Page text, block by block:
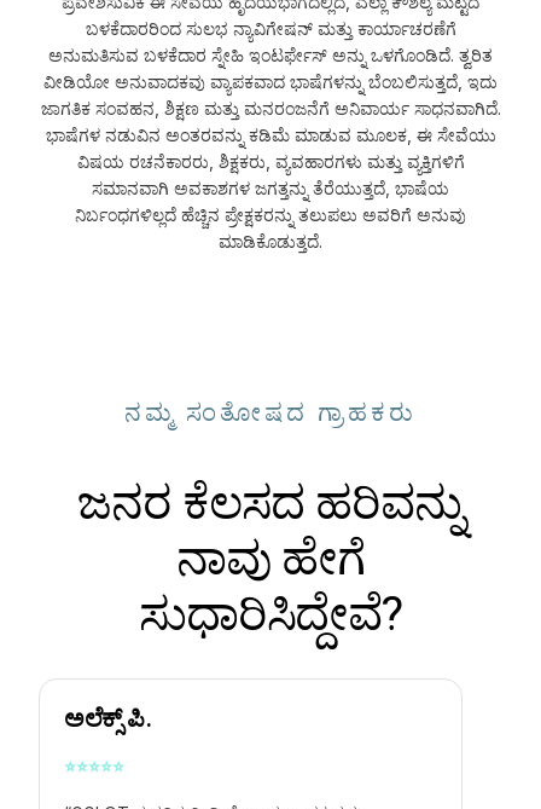
ಬಳಕೆದಾರರಿಂದ ಸುಲಭ ನ್ಯಾವಿಗೇಷನ್ ಮತ್ತು ಕಾರ್ಯಾಚರಣೆಗೆ
ಅನುಮತಿಸುವ ಬಳಕೆದಾರ ಸ್ನೇಹಿ ಇಂಟರ್ಫೇಸ್ ಅನ್ನು ಒಳಗೊಂಡಿದೆ. ತ್ವರಿತ
ವೀಡಿಯೋ ಅನುವಾದಕವು ವ್ಯಾಪಕವಾದ ಭಾಷೆಗಳನ್ನು ಬೆಂಬಲಿಸುತ್ತದೆ, ಇದು
ಜಾಗತಿಕ ಸಂವಹನ, ಶಿಕ್ಷಣ ಮತ್ತು ಮನರಂಜನೆಗೆ ಅನಿವಾರ್ಯ ಸಾಧನವಾಗಿದೆ.
ಭಾಷೆಗಳ ನಡುವಿನ ಅಂತರವನ್ನು ಕಡಿಮೆ ಮಾಡುವ ಮೂಲಕ, ಈ ಸೇವೆಯು
ವಿಷಯ ರಚನೆಕಾರರು, ಶಿಕ್ಷಕರು, ವ್ಯವಹಾರಗಳು ಮತ್ತು ವ್ಯಕ್ತಿಗಳಿಗೆ
ಸಮಾನವಾಗಿ ಅವಕಾಶಗಳ ಜಗತ್ತನ್ನು ತೆರೆಯುತ್ತದೆ, ಭಾಷೆಯ
ನಿರ್ಬಂಧಗಳಿಲ್ಲದೆ ಹೆಚ್ಚಿನ ಪ್ರೇಕ್ಷಕರನ್ನು ತಲುಪಲು ಅವರಿಗೆ ಅನುವು
ಮಾಡಿಕೊಡುತ್ತದೆ.
ನಮ್ಮ ಸಂತೋಷದ ಗ್ರಾಹಕರು
ಜನರ ಕೆಲಸದ ಹರಿವನ್ನು
ನಾವು ಹೇಗೆ
ಸುಧಾರಿಸಿದ್ದೇವೆ?
ಅಲೆಕ್ಸ್ ಪಿ.
⭐⭐⭐⭐⭐